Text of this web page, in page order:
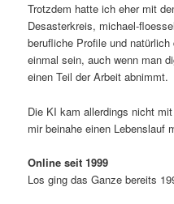
Trotzdem hatte ich eher mit
Desasterkreis, michael-
berufliche Profile und
einmal sein, auch wenn man
einen Teil der Arbeit abnimmt.
Die KI kam allerdings nicht
mir beinahe einen Lebenslauf
Online seit 1999
Los ging das Ganze bereits